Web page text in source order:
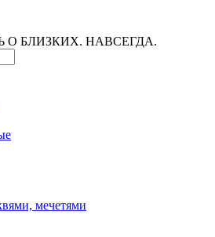
БЛИЗКИХ. НАВСЕГДА.
мечетями